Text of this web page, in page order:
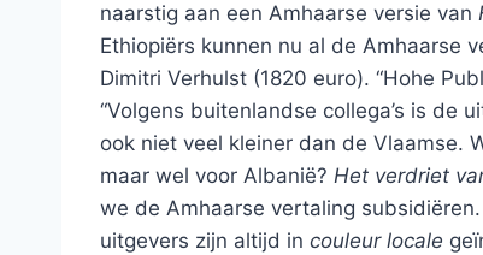
naarstig aan een Amhaarse versie van
Ethiopiërs kunnen nu al de Amhaarse
Dimitri Verhulst (1820 euro). “Hohe
“Volgens buitenlandse collega’s is de
ook niet veel kleiner dan de Vlaamse.
maar wel voor Albanië? Het verdriet
we de Amhaarse vertaling
uitgevers zijn altijd in couleur locale